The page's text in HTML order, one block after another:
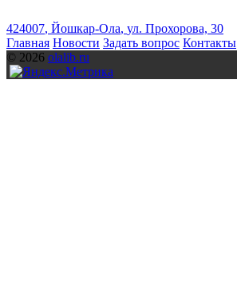
424007, Йошкар-Ола, ул. Прохорова, 30
Главная Новости Задать вопрос Контакты
© 2026 olalib.ru